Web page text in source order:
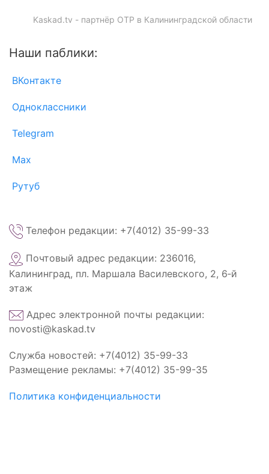
Kaskad.tv - партнёр ОТР в Калининградской области
Наши паблики:
ВКонтакте
Одноклассники
Telegram
Max
Рутуб
Телефон редакции: +7(4012) 35-99-33
Почтовый адрес редакции: 236016,
Калининград, пл. Маршала Василевского, 2, 6‑й
этаж
Адрес электронной почты редакции:
novosti@kaskad.tv
Служба новостей: +7(4012) 35-99-33
Размещение рекламы: +7(4012) 35-99-35
Политика конфиденциальности